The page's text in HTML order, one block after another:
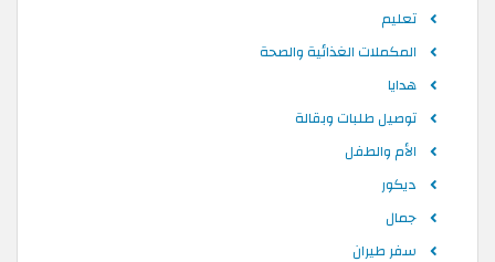
تعليم
المكملات الغذائية والصحة
هدايا
توصيل طلبات وبقالة
الأم والطفل
ديكور
جمال
سفر طيران